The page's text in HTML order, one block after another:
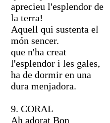
aprecieu l'esplendor de
la terra!
Aquell qui sustenta el
món sencer.
que n'ha creat
l'esplendor i les gales,
ha de dormir en una
dura menjadora.
9. CORAL
Ah adorat Bon